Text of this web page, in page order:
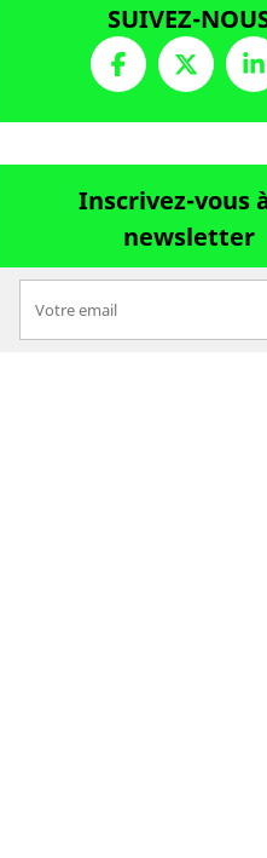
SUIVEZ-
Inscrivez-vous
newsletter